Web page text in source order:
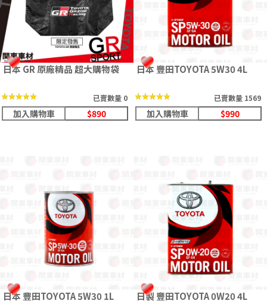
日本 GR 原廠精品 超大購物袋
★★★★★
★★★★★ 已賣數量 0
加入購物車 $890
日本 豐田TOYOTA 5W30 4L
★★★★★
★★★★★ 已賣數量 1569
加入購物車 $990
日本 豐田TOYOTA 5W30 1L 日製 豐田TOYOTA 0W20 4L